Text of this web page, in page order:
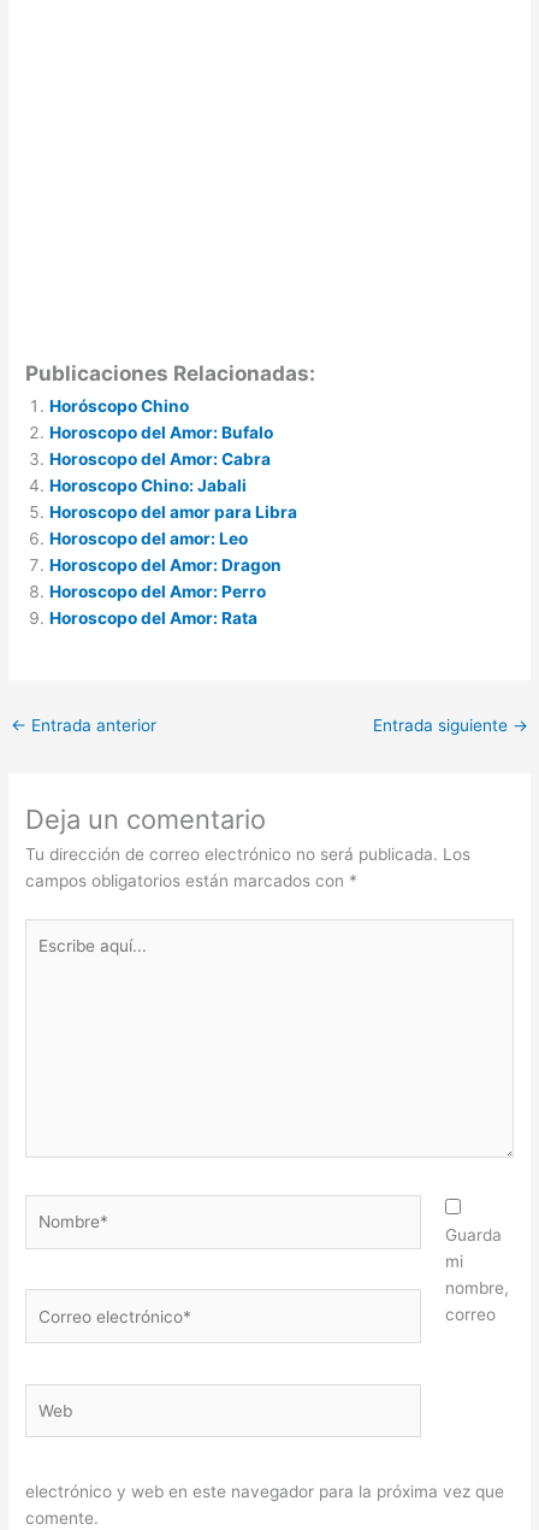
Publicaciones Relacionadas:
Horóscopo Chino
Horoscopo del Amor: Bufalo
Horoscopo del Amor: Cabra
Horoscopo Chino: Jabali
Horoscopo del amor para Libra
Horoscopo del amor: Leo
Horoscopo del Amor: Dragon
Horoscopo del Amor: Perro
Horoscopo del Amor: Rata
← Entrada anterior Entrada siguiente →
Deja un comentario
Tu dirección de correo electrónico no será publicada. Los
campos obligatorios están marcados con *
aquí...
electrónico*
Guarda
mi
nombre,
correo
electrónico y web en este navegador para la próxima vez que
comente.